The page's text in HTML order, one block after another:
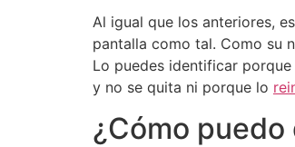
Al igual que los anteriores,
pantalla como tal. Como su
Lo puedes identificar
y no se quita ni porque lo
¿Cómo